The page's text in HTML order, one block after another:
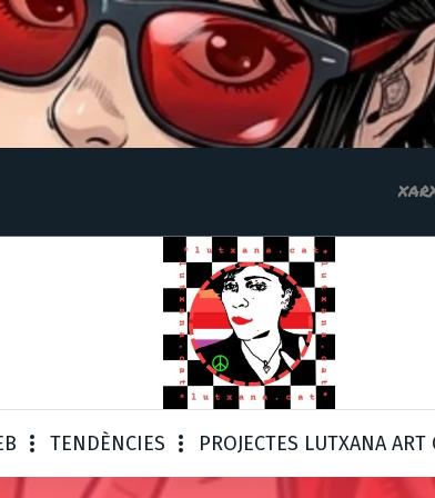
TENDÈNCIES PROJECTES LUTXANA ART